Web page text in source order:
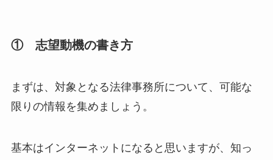
① 志望動機の書き方
まずは、対象となる法律事務所について、可能な
限りの情報を集めましょう。
基本はインターネットになると思いますが、知っ